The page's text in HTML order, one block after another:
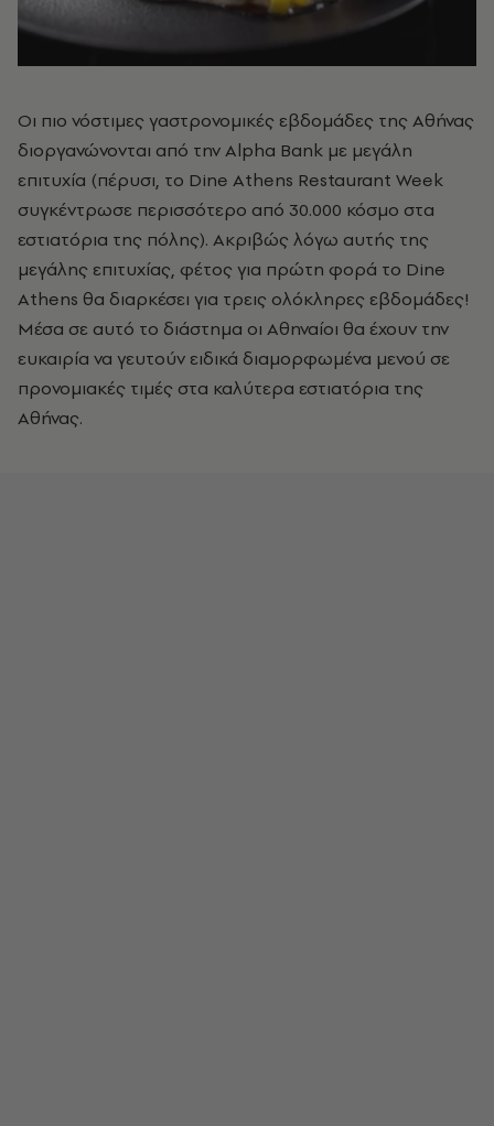
Οι πιο νόστιμες γαστρονομικές εβδομάδες της Αθήνας
διοργανώνονται από την Alpha Bank με μεγάλη
επιτυχία (πέρυσι, το Dine Athens Restaurant Week
συγκέντρωσε περισσότερο από 30.000 κόσμο στα
εστιατόρια της πόλης). Ακριβώς λόγω αυτής της
μεγάλης επιτυχίας, φέτος για πρώτη φορά το Dine
Athens θα διαρκέσει για τρεις ολόκληρες εβδομάδες!
Μέσα σε αυτό το διάστημα οι Αθηναίοι θα έχουν την
ευκαιρία να γευτούν ειδικά διαμορφωμένα μενού σε
προνομιακές τιμές στα καλύτερα εστιατόρια της
Αθήνας.